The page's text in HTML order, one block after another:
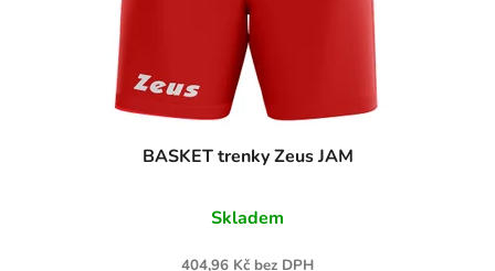
BASKET trenky Zeus JAM
Skladem
404,96 Kč bez DPH